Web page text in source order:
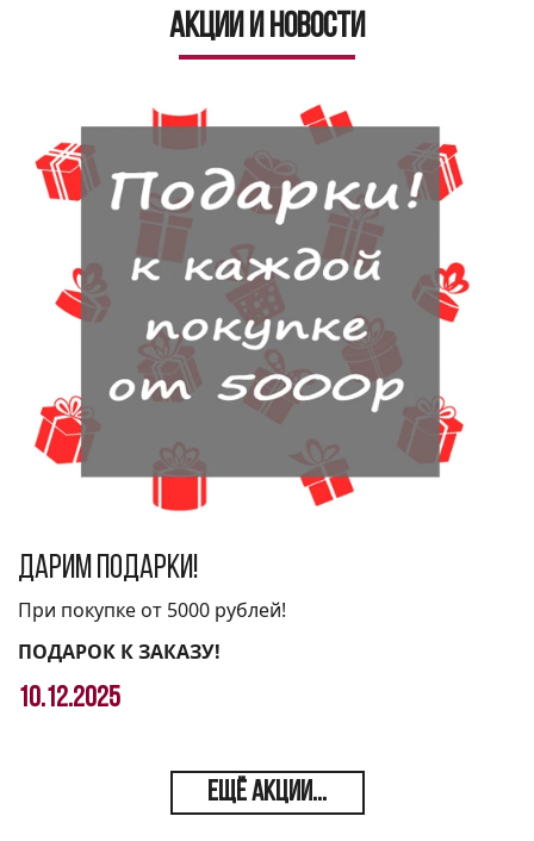
Акции и новости
Дарим подарки!
При покупке от 5000 рублей!
ПОДАРОК К ЗАКАЗУ!
10.12.2025
ЕЩЁ АКЦИИ...